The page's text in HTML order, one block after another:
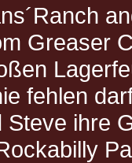
Greaser
fehlen
Steve ihre